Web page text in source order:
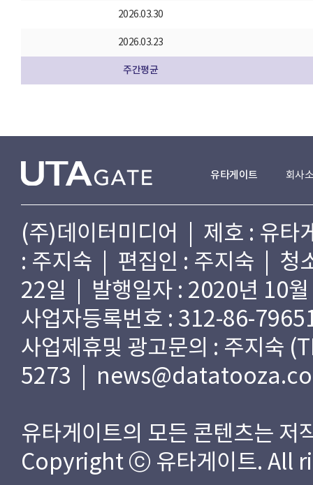
2026.03.30
2026.03.23
주간평균
유타게이트 회사
(주)데이터미디어 | 제호 : 유
: 주지숙 | 편집인 : 주지숙 | 청
22일 | 발행일자 : 2020년 10
사업자등록번호 : 312-86-
사업제휴및 광고문의 : 주지숙
5273 |
유타게이트의 모든 콘텐츠는 저
Copyright ⓒ 유타게이트. All